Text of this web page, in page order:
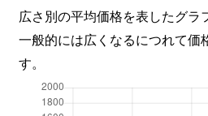
広さ別の平均価格を表したグラ
一般的には広くなるにつれて価
す。